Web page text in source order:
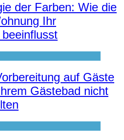
der Farben: Wie die
Ihr
auf Gäste
Gästebad nicht